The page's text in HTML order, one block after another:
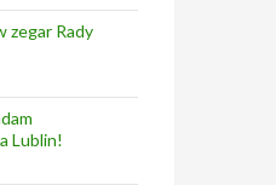
zegar Rady
Lublin!